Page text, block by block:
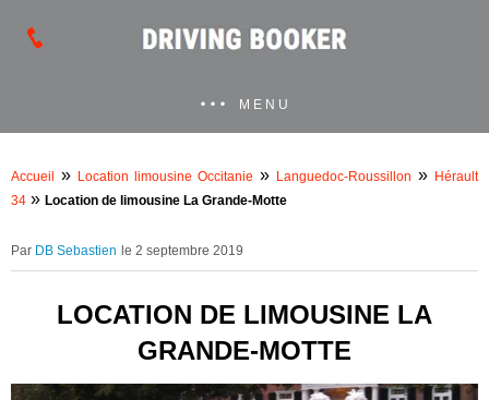
MENU
Accueil » Location limousine Occitanie » Languedoc-Roussillon » Hérault
34 » Location de limousine La Grande-Motte
DB Sebastien le 2 septembre 2019
LOCATION DE LIMOUSINE LA
GRANDE-MOTTE